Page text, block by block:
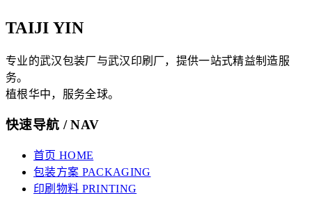
TAIJI YIN
专业的武汉包装厂与武汉印刷厂，提供一站式精益制造服
务。
植根华中，服务全球。
快速导航 / NAV
首页 HOME
包装方案 PACKAGING
印刷物料 PRINTING